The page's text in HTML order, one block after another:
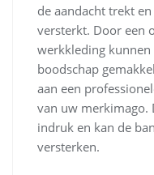
de aandacht trekt
versterkt. Door een
werkkleding
boodschap
aan een
van uw merkimago.
indruk en kan de
versterken.